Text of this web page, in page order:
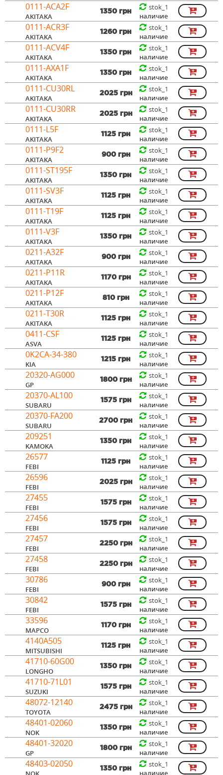
0111-ACA2F
AKITAKA
1350 грн
stok_1
наличие
0111-ACR3F
AKITAKA
1260 грн
stok_1
наличие
0111-ACV4F
AKITAKA
1350 грн
stok_1
наличие
0111-AXA1F
AKITAKA
1350 грн
stok_1
наличие
0111-CU30RL
AKITAKA
2025 грн
stok_1
наличие
0111-CU30RR
AKITAKA
2025 грн
stok_1
наличие
0111-L5F
AKITAKA
1125 грн
stok_1
наличие
0111-P9F2
AKITAKA
900 грн
stok_1
наличие
0111-ST195F
AKITAKA
1350 грн
stok_1
наличие
0111-SV3F
AKITAKA
1125 грн
stok_1
наличие
0111-T19F
AKITAKA
1125 грн
stok_1
наличие
0111-V3F
AKITAKA
1350 грн
stok_1
наличие
0211-A32F
AKITAKA
900 грн
stok_1
наличие
0211-P11R
AKITAKA
1170 грн
stok_1
наличие
0211-P12F
AKITAKA
810 грн
stok_1
наличие
0211-T30R
AKITAKA
1125 грн
stok_1
наличие
0411-CSF
ASVA
1125 грн
stok_1
наличие
0K2CA-34-380
KIA
1215 грн
stok_1
наличие
20320-AG000
GP
1800 грн
stok_1
наличие
20370-AL100
SUBARU
1575 грн
stok_1
наличие
20370-FA200
SUBARU
2700 грн
stok_1
наличие
209251
KAMOKA
1350 грн
stok_1
наличие
26577
FEBI
1125 грн
stok_1
наличие
26596
FEBI
2025 грн
stok_1
наличие
27455
FEBI
1575 грн
stok_1
наличие
27456
FEBI
1575 грн
stok_1
наличие
27457
FEBI
2250 грн
stok_1
наличие
27458
FEBI
2250 грн
stok_1
наличие
30786
FEBI
900 грн
stok_1
наличие
30842
FEBI
1575 грн
stok_1
наличие
33596
MAPCO
1170 грн
stok_1
наличие
4140A505
MITSUBISHI
1125 грн
stok_1
наличие
41710-60G00
LONGHO
1350 грн
stok_1
наличие
41710-71L01
SUZUKI
1575 грн
stok_1
наличие
48072-12140
TOYOTA
2475 грн
stok_1
наличие
48401-02060
NOK
1350 грн
stok_1
наличие
48401-32020
GP
1800 грн
stok_1
наличие
48403-02050 1350 грн
stok_1
наличие